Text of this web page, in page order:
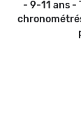
- 9-11 ans -